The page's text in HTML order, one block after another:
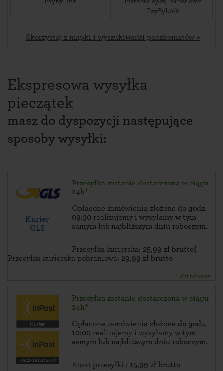
PayByLink
Płatność apką InPost oraz
PayByLink
Skorzystaj z mapki i wyszukiwarki paczkomatów »
Ekspresowa wysyłka
pieczątek
masz do dyspozycji następujące
sposoby wysyłki:
Kurier
GLS
Przesyłka zostanie dostarczona w ciągu
24h*
Opłacone zamówienia złożone do godz.
09:30 realizujemy i wysyłamy w tym
samym lub najbliższym dniu roboczym.
Przesyłka kurierska: 25,99 zł brutto}
Przesyłka kurierska pobraniowa: 29,99 zł brutto
* dni robocze
Przesyłka zostanie dostarczona w ciągu
24h*
Opłacone zamówienia złożone do godz.
10:00 realizujemy i wysyłamy w tym
samym lub najbliższym dniu roboczym.
Koszt przesyłki : 15,99 zł brutto